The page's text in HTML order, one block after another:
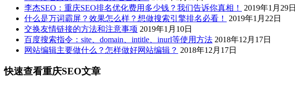
李杰SEO：重庆SEO排名优化费用多少钱？我们告诉你真相！
2019年1月29日
什么是万词霸屏？效果怎么样？想做搜索引擎排名必看！
2019年1月22日
交换友情链接的方法和注意事项 2019年1月10日
百度搜索指令：site、domain、intitle、inurl等使用方法 2018年12月17日
网站编辑主要做什么？怎样做好网站编辑？ 2018年12月17日
快速查看重庆SEO文章